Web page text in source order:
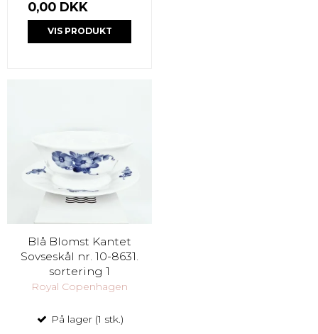
0,00 DKK
VIS PRODUKT
Blå Blomst Kantet
Sovseskål nr. 10-8631.
sortering 1
Royal Copenhagen
På lager (1 stk.)